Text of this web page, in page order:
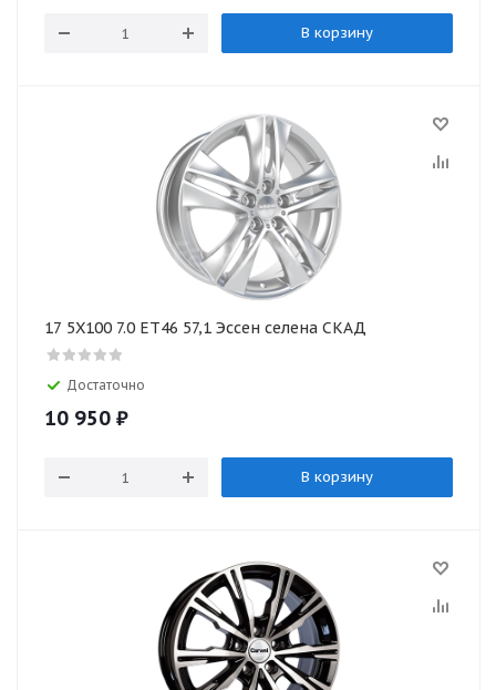
В корзину
17 5X100 7.0 ET46 57,1 Эссен селена СКАД
Достаточно
10 950 ₽
В корзину